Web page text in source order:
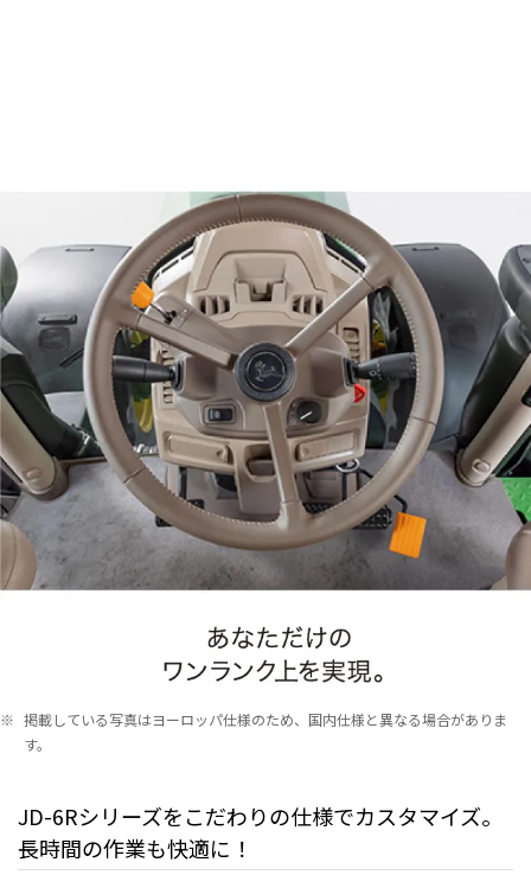
※ 掲載している写真はヨーロッパ仕様のため、国内仕様と異なる場合がありま
す。
JD-6Rシリーズをこだわりの仕様でカスタマイズ。
長時間の作業も快適に！